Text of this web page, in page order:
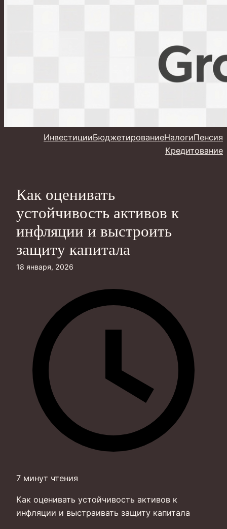
ИнвестицииБюджетированиеНалогиПенсия
Кредитование
Как оценивать
устойчивость активов к
инфляции и выстроить
защиту капитала
18 января, 2026
7 минут чтения
Как оценивать устойчивость активов к
инфляции и выстраивать защиту капитала